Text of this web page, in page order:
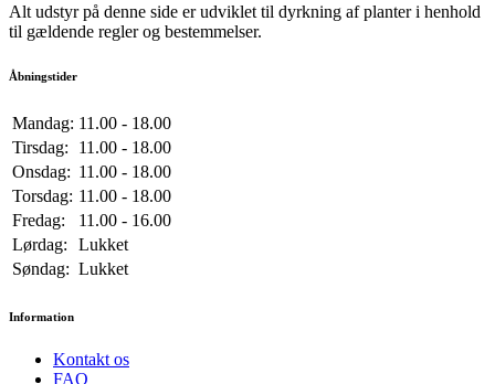
Alt udstyr på denne side er udviklet til dyrkning af planter i henhold
til gældende regler og bestemmelser.
Åbningstider
Mandag: 11.00 - 18.00
Tirsdag:
11.00 - 18.00
Onsdag: 11.00 - 18.00
Torsdag: 11.00 - 18.00
Fredag:
11.00 - 16.00
Lørdag:
Lukket
Søndag: Lukket
Information
Kontakt os
FAQ